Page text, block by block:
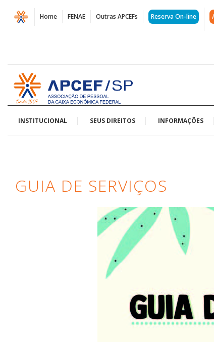
Página
Guia
serviços
APCEF/SP
Home FENAE Outras APCEFs Reserva On-line
Acessar
página
inicial
INSTITUCIONAL SEUS DIREITOS INFORMAÇÕES
GUIA DE SERVIÇOS